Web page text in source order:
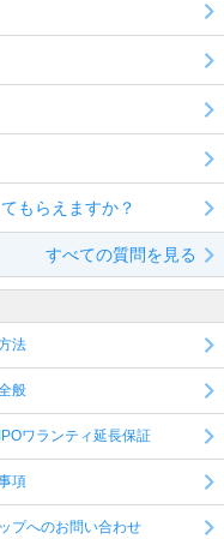
もらえますか？
すべての質問を見る
法
般
ワランティ延長保証
項
プへのお問い合わせ